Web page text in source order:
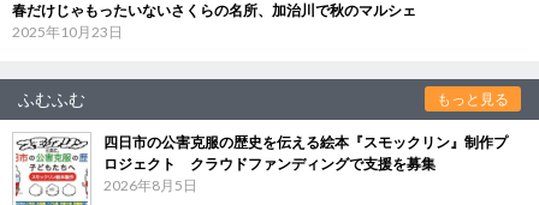
春だけじゃもったいないさくらの名所、加治川で秋のマルシェ
2025年10月23日
ふむふむ もっと見る
四日市の公害克服の歴史を伝える絵本『スモックリン』制作プ
ロジェクト クラウドファンディングで支援を募集
2026年8月5日